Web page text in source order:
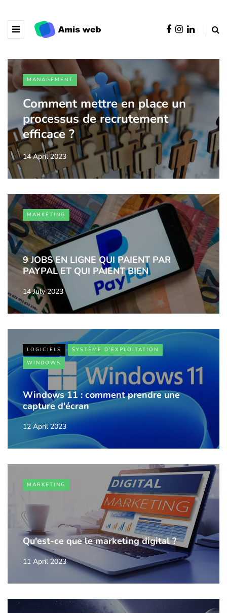
MANAGEMENT
Comment mettre en place un
processus de recrutement
efficace ?
14 April 2023
MARKETING
9 JOBS EN LIGNE QUI PAIENT PAR
PAYPAL ET QUI PAIENT BIEN
14 July 2023
LOGICIELS
SYSTÈME D'EXPLOITATION
WINDOWS
Windows 11 : comment prendre une
capture d'écran
12 April 2023
MARKETING
Qu'est-ce que le marketing digital ?
11 April 2023